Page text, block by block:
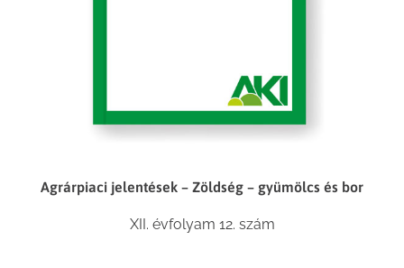
Agrárpiaci jelentések – Zöldség – gyümölcs és bor
XII. évfolyam 12. szám